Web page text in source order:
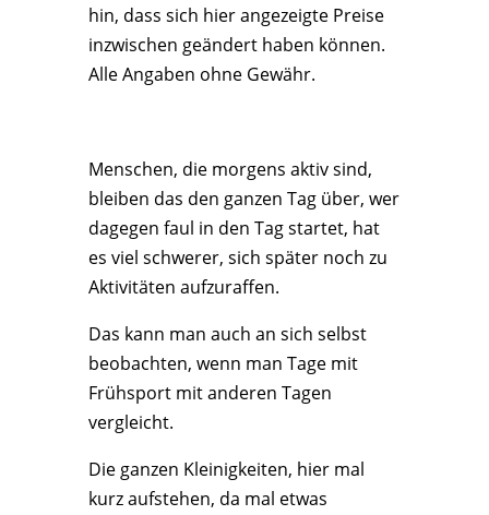
hin, dass sich hier angezeigte Preise
inzwischen geändert haben können.
Alle Angaben ohne Gewähr.
Menschen, die morgens aktiv sind,
bleiben das den ganzen Tag über, wer
dagegen faul in den Tag startet, hat
es viel schwerer, sich später noch zu
Aktivitäten aufzuraffen.
Das kann man auch an sich selbst
beobachten, wenn man Tage mit
Frühsport mit anderen Tagen
vergleicht.
Die ganzen Kleinigkeiten, hier mal
kurz aufstehen, da mal etwas